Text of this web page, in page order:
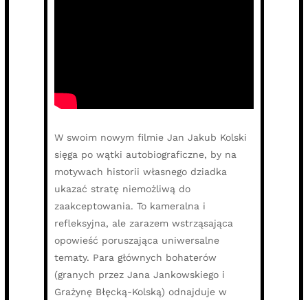
W swoim nowym filmie Jan Jakub Kolski
sięga po wątki autobiograficzne, by na
motywach historii własnego dziadka
ukazać stratę niemożliwą do
zaakceptowania. To kameralna i
refleksyjna, ale zarazem wstrząsająca
opowieść poruszająca uniwersalne
tematy. Para głównych bohaterów
(granych przez Jana Jankowskiego i
Grażynę Błęcką-Kolską) odnajduje w